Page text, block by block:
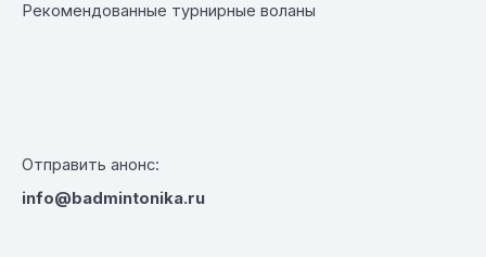
Рекомендованные турнирные воланы
Отправить анонс:
info@badmintonika.ru